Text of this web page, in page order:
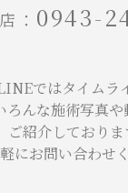
： 0943-
ではタイムラ
ろんな施術写真や
ご紹介しておりま
にお問い合わせ